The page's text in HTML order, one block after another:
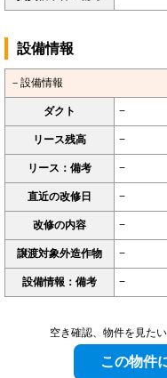
設備情報
－設備情報
ダクト −
リース残高 −
リース：備考 −
直近の改修日 −
改修の内容 −
譲渡対象外造作物 −
設備情報：備考 −
空き確認、物件を見た